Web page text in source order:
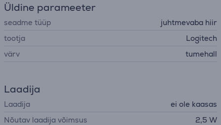
Üldine parameeter
seadme tüüp
juhtmevaba hiir
tootja
Logitech
värv
tumehall
Laadija
Laadija
ei ole kaasas
Nõutav laadija võimsus
2,5 W